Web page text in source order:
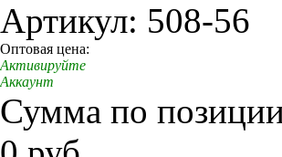
Артикул: 508-56
Оптовая цена:
Активируйте
Аккаунт
Сумма по